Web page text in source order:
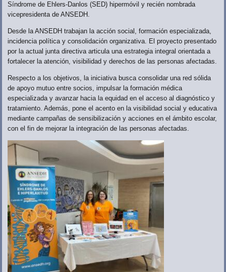
Síndrome de Ehlers-Danlos (SED) hipermóvil y recién nombrada
vicepresidenta de ANSEDH.
Desde la ANSEDH trabajan la acción social, formación especializada,
incidencia política y consolidación organizativa. El proyecto presentado
por la actual junta directiva articula una estrategia integral orientada a
fortalecer la atención, visibilidad y derechos de las personas afectadas.
Respecto a los objetivos, la iniciativa busca consolidar una red sólida
de apoyo mutuo entre socios, impulsar la formación médica
especializada y avanzar hacia la equidad en el acceso al diagnóstico y
tratamiento. Además, pone el acento en la visibilidad social y educativa
mediante campañas de sensibilización y acciones en el ámbito escolar,
con el fin de mejorar la integración de las personas afectadas.